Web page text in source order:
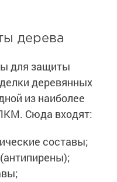
дерева
для защиты
деревянных
из наиболее
Сюда входят:
составы;